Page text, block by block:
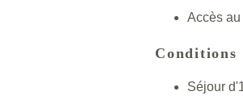
Accès au
Conditions
Séjour